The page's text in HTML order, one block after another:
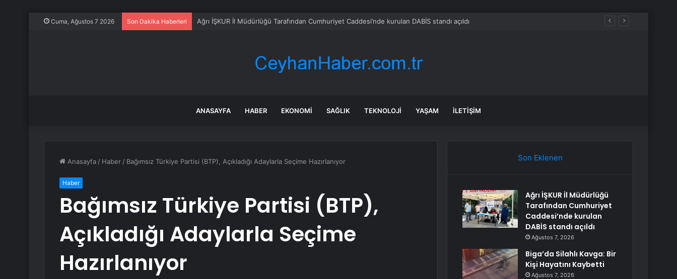
Cuma, Ağustos 7 2026 Son Dakika Haberleri Biga’da Silahlı Kavga: Bir Kişi Hayatını Kaybetti
ANASAYFA HABER EKONOMI SAĞLIK TEKNOLOJI YAŞAM İLETIŞIM
Anasayfa / Haber / Bağımsız Türkiye Partisi (BTP), Açıkladığı Adaylarla Seçime Hazırlanıyor
Haber
Bağımsız Türkiye Partisi (BTP),
Açıkladığı Adaylarla Seçime
Hazırlanıyor
Son Eklenen
Ağrı İŞKUR İl Müdürlüğü
Tarafından Cumhuriyet
Caddesi’nde kurulan
DABİS standı açıldı
Ağustos 7, 2026
Biga’da Silahlı Kavga: Bir
Kişi Hayatını Kaybetti
Ağustos 7, 2026